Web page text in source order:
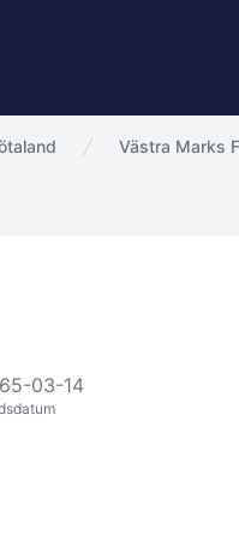
Västra Marks
03-14